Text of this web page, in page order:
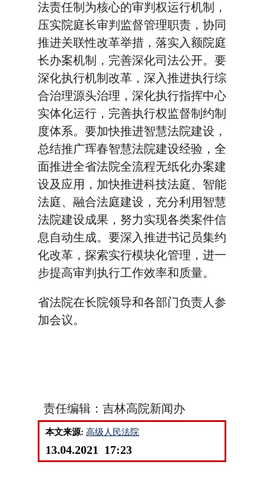
法责任制为核心的审判权运行机制，
压实院庭长审判监督管理职责，协同
推进关联性改革举措，落实入额院庭
长办案机制，完善深化司法公开。要
深化执行机制改革，深入推进执行综
合治理源头治理，深化执行指挥中心
实体化运行，完善执行权监督制约制
度体系。要加快推进智慧法院建设，
总结推广珲春智慧法院建设经验，全
面推进全省法院全流程无纸化办案建
设及应用，加快推进科技法庭、智能
法庭、融合法庭建设，充分利用智慧
法院建设成果，努力实现各类案件信
息自动生成。要深入推进书记员集约
化改革，探索实行模块化管理，进一
步提高审判执行工作效率和质量。
省法院在长院领导和各部门负责人参
加会议。
责任编辑：吉林高院新闻办
本文来源: 高级人民法院
13.04.2021 17:23